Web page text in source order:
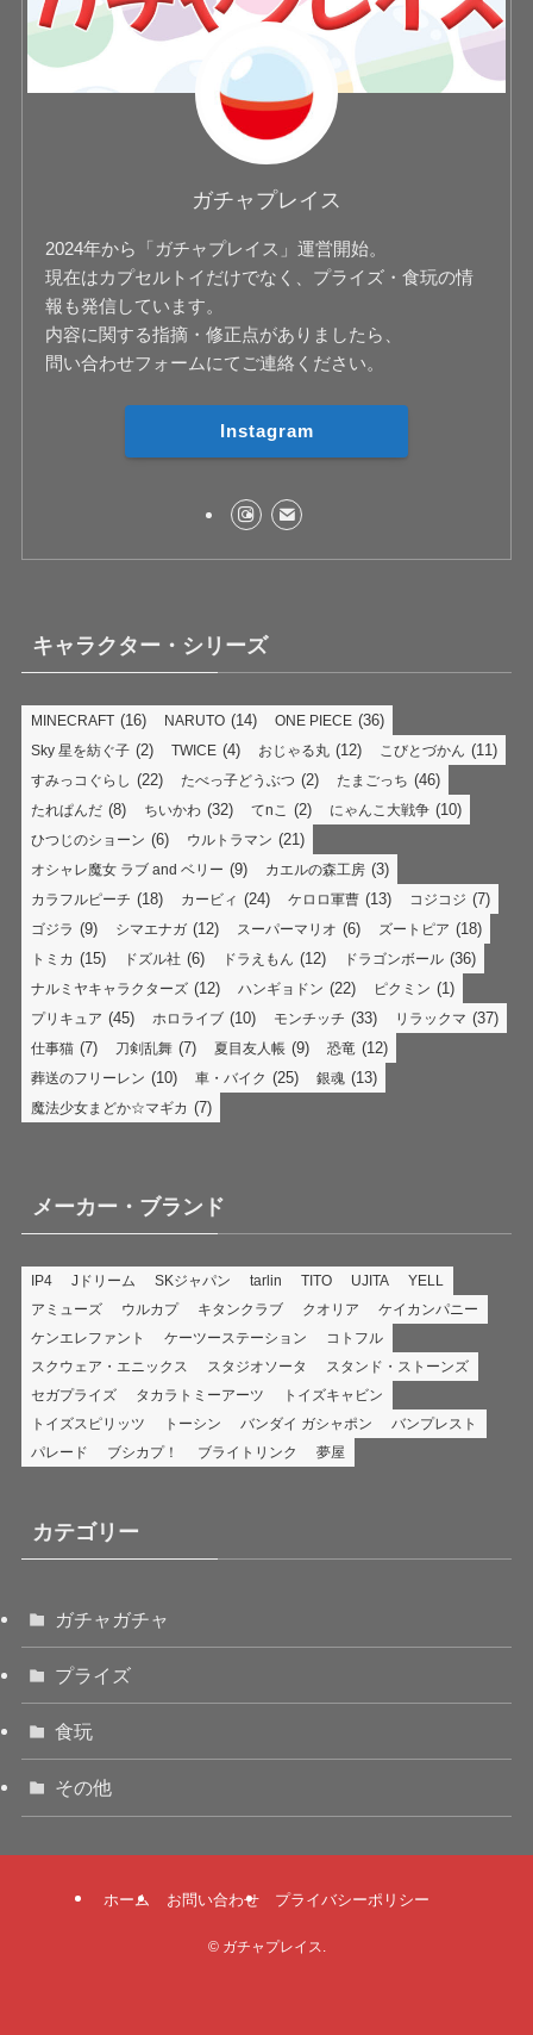
ガチャプレイス
2024年から「ガチャプレイス」運営開始。
現在はカプセルトイだけでなく、プライズ・食玩の情
報も発信しています。
内容に関する指摘・修正点がありましたら、
問い合わせフォームにてご連絡ください。
Instagram
キャラクター・シリーズ
MINECRAFT (16) NARUTO (14) ONE PIECE (36)
Sky 星を紡ぐ子 (2) TWICE (4) おじゃる丸 (12) こびとづかん (11)
すみっコぐらし (22) たべっ子どうぶつ (2) たまごっち (46)
たれぱんだ (8) ちいかわ (32) てnこ (2) にゃんこ大戦争 (10)
ひつじのショーン (6) ウルトラマン (21)
オシャレ魔女 ラブ and ベリー (9) カエルの森工房 (3)
カラフルピーチ (18) カービィ (24) ケロロ軍曹 (13) コジコジ (7)
ゴジラ (9) シマエナガ (12) スーパーマリオ (6) ズートピア (18)
トミカ (15) ドズル社 (6) ドラえもん (12) ドラゴンボール (36)
ナルミヤキャラクターズ (12) ハンギョドン (22) ピクミン (1)
プリキュア (45) ホロライブ (10) モンチッチ (33) リラックマ (37)
仕事猫 (7) 刀剣乱舞 (7) 夏目友人帳 (9) 恐竜 (12)
葬送のフリーレン (10) 車・バイク (25) 銀魂 (13)
魔法少女まどか☆マギカ (7)
メーカー・ブランド
IP4 Jドリーム SKジャパン tarlin TITO UJITA
YELL
アミューズ
ウルカプ キタンクラブ クオリア
ケイカンパニー
ケンエレファント
ケーツーステーション
コトフル
スクウェア・エニックス
スタジオソータ
スタンド・ストーンズ
セガプライズ
タカラトミーアーツ
トイズキャビン
トイズスピリッツ
トーシン バンダイ ガシャポン
バンプレスト
パレード
ブシカプ！ ブライトリンク 夢屋
カテゴリー
ガチャガチャ
プライズ
食玩
その他
ホーム お問い合わせ プライバシーポリシー
©ガチャプレイス.